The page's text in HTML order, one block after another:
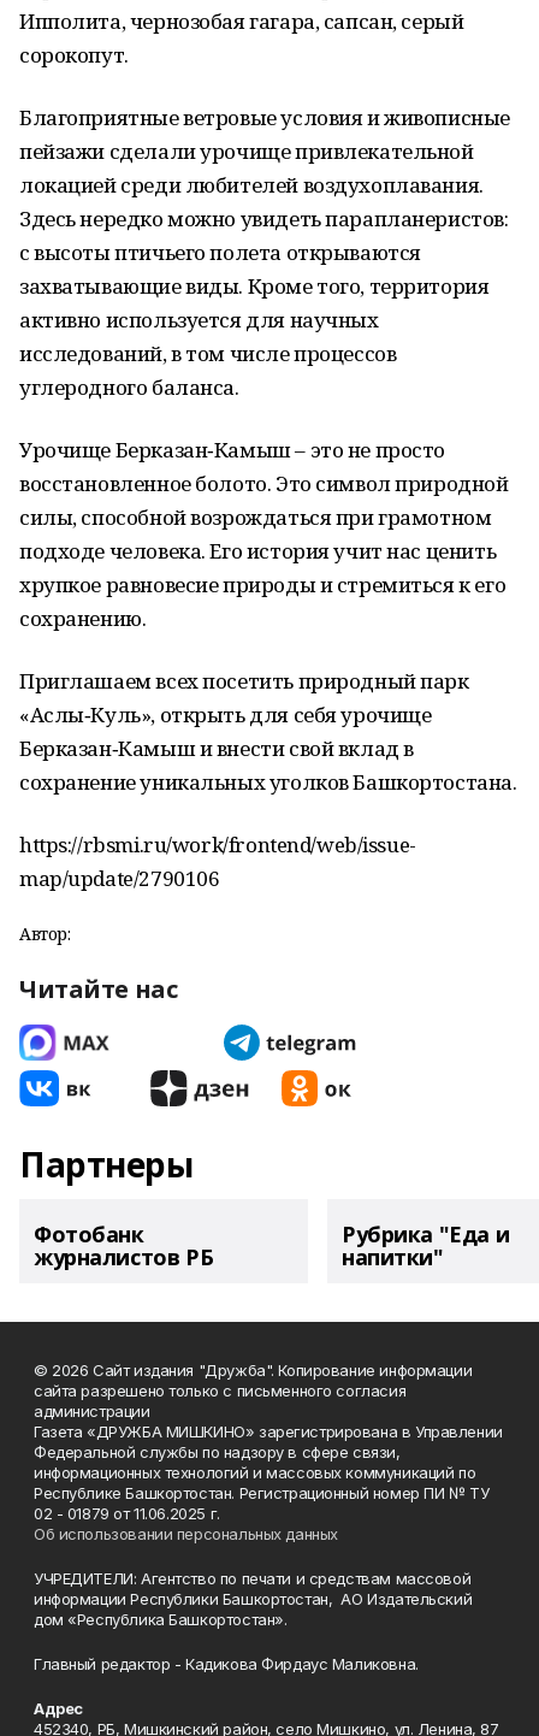
Ипполита, чернозобая гагара, сапсан, серый
сорокопут.
Благоприятные ветровые условия и живописные
пейзажи сделали урочище привлекательной
локацией среди любителей воздухоплавания.
Здесь нередко можно увидеть парапланеристов:
с высоты птичьего полета открываются
захватывающие виды. Кроме того, территория
активно используется для научных
исследований, в том числе процессов
углеродного баланса.
Урочище Берказан‑Камыш – это не просто
восстановленное болото. Это символ природной
силы, способной возрождаться при грамотном
подходе человека. Его история учит нас ценить
хрупкое равновесие природы и стремиться к его
сохранению.
Приглашаем всех посетить природный парк
«Аслы‑Куль», открыть для себя урочище
Берказан‑Камыш и внести свой вклад в
сохранение уникальных уголков Башкортостана.
https://rbsmi.ru/work/frontend/web/issue-
map/update/2790106
Автор:
Читайте нас
Партнеры
Фотобанк
журналистов РБ
Рубрика "Еда и
напитки"
© 2026 Сайт издания "Дружба". Копирование информации
сайта разрешено только с письменного согласия
администрации
Газета «ДРУЖБА МИШКИНО» зарегистрирована в Управлении
Федеральной службы по надзору в сфере связи,
информационных технологий и массовых коммуникаций по
Республике Башкортостан. Регистрационный номер ПИ № ТУ
02 - 01879 от 11.06.2025 г.
Об использовании персональных данных
УЧРЕДИТЕЛИ: Агентство по печати и средствам массовой
информации Республики Башкортостан, АО Издательский
дом «Республика Башкортостан».
Главный редактор - Кадикова Фирдаус Маликовна.
Адрес
452340, РБ, Мишкинский район, село Мишкино, ул. Ленина, 87